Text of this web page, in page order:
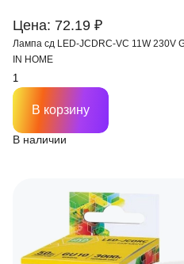
Цена: 72.19 ₽
Лампа сд LED-JCDRС-VC 11W 230V
IN HOME
В наличии
В корзину